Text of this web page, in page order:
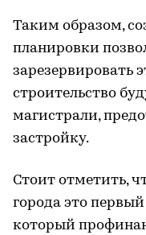
Таким образом,
планировки
зарезервировать
строительство
магистрали,
застройку.
Стоит отметить,
города это
который